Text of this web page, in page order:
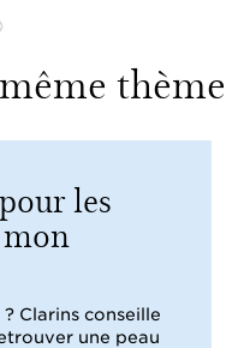
thème
les
Clarins conseille
une peau